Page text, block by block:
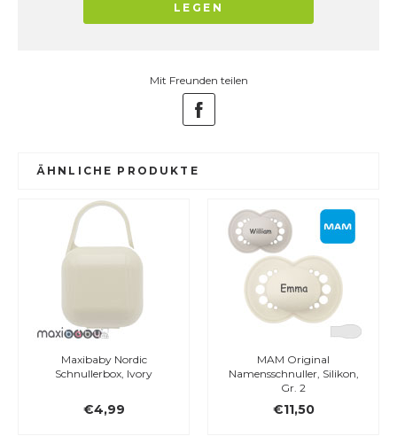
LEGEN
Mit Freunden teilen
ÄHNLICHE PRODUKTE
Maxibaby Nordic
Schnullerbox, Ivory
€4,99
MAM Original
Namensschnuller, Silikon,
Gr. 2
€11,50